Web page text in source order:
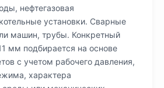
нефтегазовая
установки. Сварные
машин, трубы. Конкретный
мм подбирается на основе
с учетом рабочего давления,
характера